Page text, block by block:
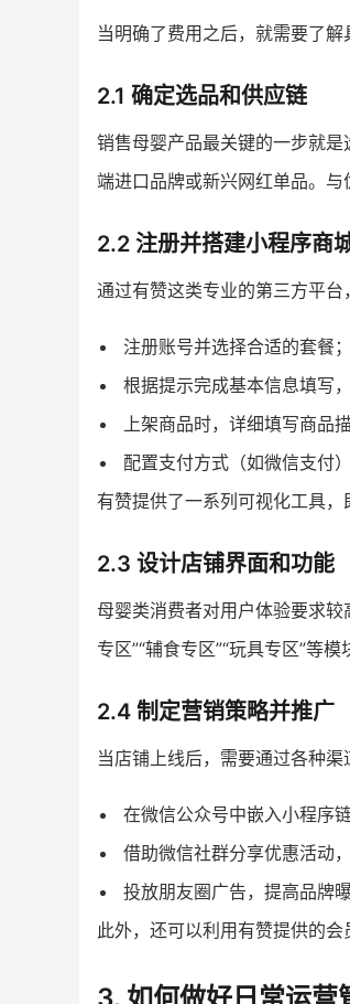
当明确了费用之后，就需要了解
2.1 确定选品和供应链
销售母婴产品最关键的一步就
端进口品牌或新兴网红单品。与
2.2 注册并搭建小程序商
通过有赞这类专业的第三方平台
注册账号并选择合适的套餐；
根据提示完成基本信息填写
上架商品时，详细填写商品
配置支付方式（如微信支付
有赞提供了一系列可视化工具，
2.3 设计店铺界面和功能
母婴类消费者对用户体验要求
专区”“辅食专区”“玩具专区”等
2.4 制定营销策略并推广
当店铺上线后，需要通过各种渠
在微信公众号中嵌入小程序
借助微信社群分享优惠活动
投放朋友圈广告，提高品牌曝
此外，还可以利用有赞提供的